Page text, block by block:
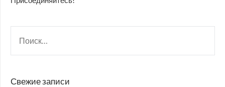
Свежие записи